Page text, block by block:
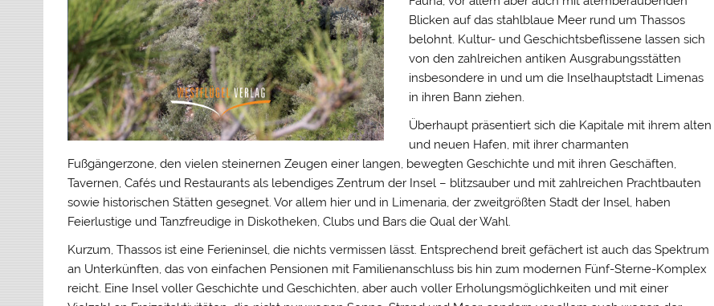
Blicken auf das stahlblaue Meer rund um Thassos
belohnt. Kultur- und Geschichtsbeflissene lassen sich
von den zahlreichen antiken Ausgrabungsstätten
insbesondere in und um die Inselhauptstadt Limenas
in ihren Bann ziehen.
Überhaupt präsentiert sich die Kapitale mit ihrem alten
und neuen Hafen, mit ihrer charmanten
Fußgängerzone, den vielen steinernen Zeugen einer langen, bewegten Geschichte und mit ihren Geschäften,
Tavernen, Cafés und Restaurants als lebendiges Zentrum der Insel – blitzsauber und mit zahlreichen Prachtbauten
sowie historischen Stätten gesegnet. Vor allem hier und in Limenaria, der zweitgrößten Stadt der Insel, haben
Feierlustige und Tanzfreudige in Diskotheken, Clubs und Bars die Qual der Wahl.
Kurzum, Thassos ist eine Ferieninsel, die nichts vermissen lässt. Entsprechend breit gefächert ist auch das Spektrum
an Unterkünften, das von einfachen Pensionen mit Familienanschluss bis hin zum modernen Fünf-Sterne-Komplex
reicht. Eine Insel voller Geschichte und Geschichten, aber auch voller Erholungsmöglichkeiten und mit einer